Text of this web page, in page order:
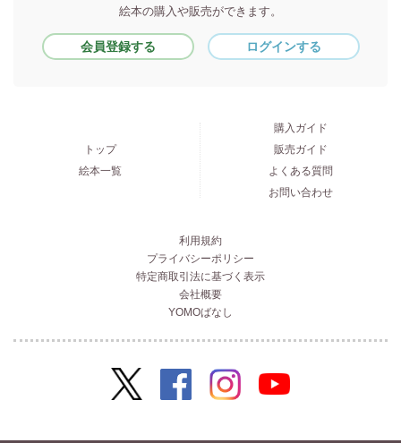
絵本の購入や販売ができます。
会員登録する ログインする
トップ
絵本一覧
購入ガイド
販売ガイド
よくある質問
お問い合わせ
利用規約
プライバシーポリシー
特定商取引法に基づく表示
会社概要
YOMOばなし